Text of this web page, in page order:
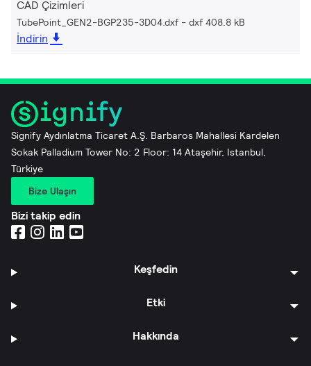
CAD Çizimleri
TubePoint_GEN2-BGP235-3D04.dxf dxf 408.8 kB
İndirin
Signify Aydınlatma Ticaret A.Ş. Barbaros Mahallesi Kardelen
Sokak Palladium Tower No: 2 Floor: 14 Ataşehir, Istanbul,
Türkiye
Bize Ulaşın
Bizi takip edin
Keşfedin
Etki
Hakkında